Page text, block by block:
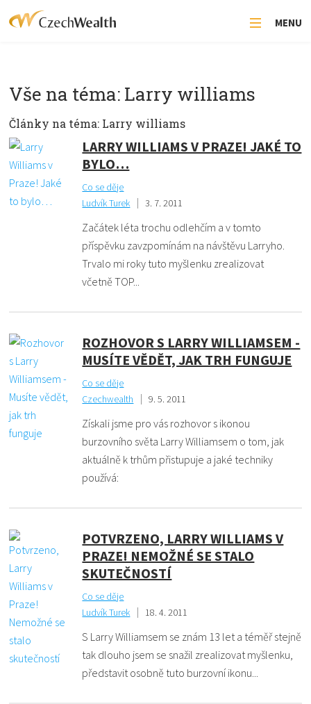
MENU
Vše na téma: Larry williams
Články na téma: Larry williams
LARRY WILLIAMS V PRAZE! JAKÉ TO
BYLO…
Co se děje
Ludvík Turek
3. 7. 2011
Začátek léta trochu odlehčím a v tomto
příspěvku zavzpomínám na návštěvu Larryho.
Trvalo mi roky tuto myšlenku zrealizovat
včetně TOP...
ROZHOVOR S LARRY WILLIAMSEM -
MUSÍTE VĚDĚT, JAK TRH FUNGUJE
Co se děje
Czechwealth
9. 5. 2011
Získali jsme pro vás rozhovor s ikonou
burzovního světa Larry Williamsem o tom, jak
aktuálně k trhům přistupuje a jaké techniky
používá:
POTVRZENO, LARRY WILLIAMS V
PRAZE! NEMOŽNÉ SE STALO
SKUTEČNOSTÍ
Co se děje
Ludvík Turek
18. 4. 2011
S Larry Williamsem se znám 13 let a téměř stejně
tak dlouho jsem se snažil zrealizovat myšlenku,
představit osobně tuto burzovní ikonu...